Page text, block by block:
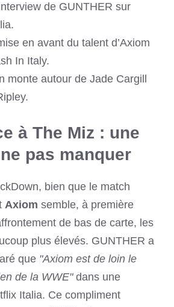
de GUNTHER sur
en avant du talent d’Axiom
In Italy.
monte autour de Jade Cargill
à The Miz : une
pas manquer
bien que le match
Axiom semble, à première
de bas de carte, les
plus élevés. GUNTHER a
que "Axiom est de loin le
de la WWE"dans une
Italia. Ce compliment